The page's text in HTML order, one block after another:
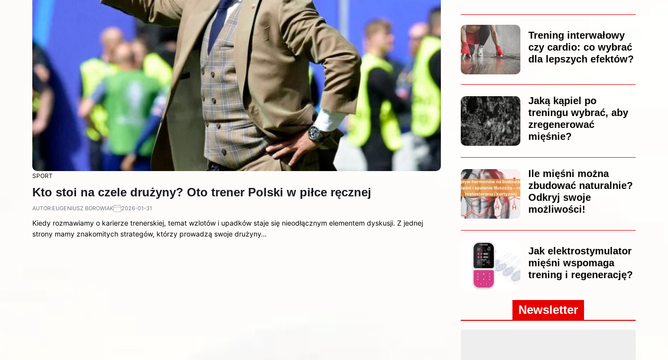
SPORT
Kto stoi na czele drużyny? Oto trener Polski w piłce ręcznej
AUTOR:EUGENIUSZ BOROWIAK 2026-01-31
Kiedy rozmawiamy o karierze trenerskiej, temat wzlotów i upadków staje się nieodłącznym elementem dyskusji. Z jednej
strony mamy znakomitych strategów, którzy prowadzą swoje drużyny…
Trening interwałowy
czy cardio: co wybrać
dla lepszych efektów?
Jaką kąpiel po
treningu wybrać, aby
zregenerować
mięśnie?
Ile mięśni można
zbudować naturalnie?
Odkryj swoje
możliwości!
Jak elektrostymulator
mięśni wspomaga
trening i regenerację?
Newsletter